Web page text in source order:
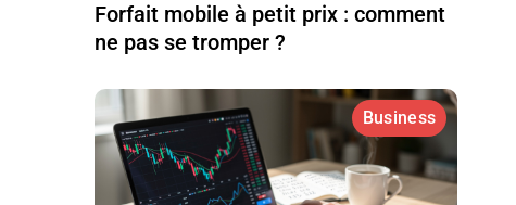
Forfait mobile à petit prix : comment
ne pas se tromper ?
Business